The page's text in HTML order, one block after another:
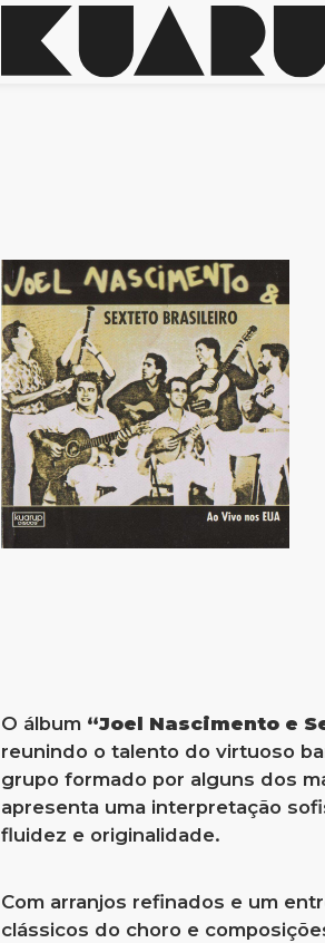
O álbum “Joel Nascimento e
reunindo o talento do virtuoso
grupo formado por alguns dos
apresenta uma interpretação
fluidez e originalidade.
Com arranjos refinados e um
clássicos do choro e